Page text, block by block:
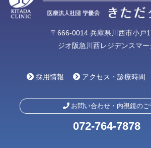
〒666-0014 兵庫県川西市小戸
ジオ阪急川西レジデンスマ
採用情報 アクセス・診療時間
お問い合わせ・内視鏡のご
072-764-7878